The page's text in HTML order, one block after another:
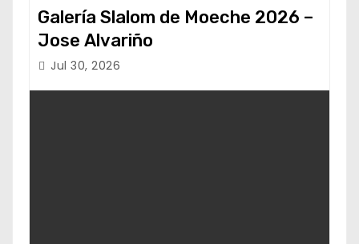
Galería Slalom de Moeche 2026 –
Jose Alvariño
Jul 30, 2026